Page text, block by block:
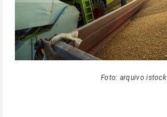
Foto: arquivo istock